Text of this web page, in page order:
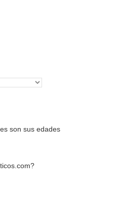
son sus edades